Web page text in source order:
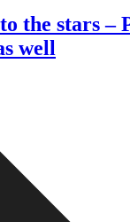
the stars –
well